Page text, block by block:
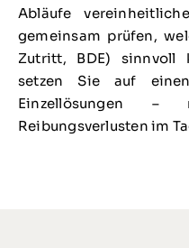
Abläufe
gemeinsam prüfen,
Zutritt, BDE) sinnvoll
setzen Sie auf
Einzellösungen –
Reibungsverlusten im